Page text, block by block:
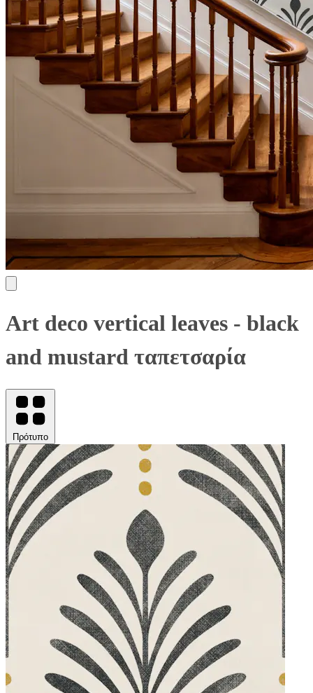
Art deco vertical leaves - black
and mustard ταπετσαρία
Πρότυπο